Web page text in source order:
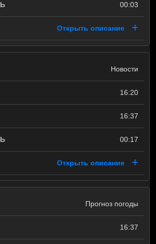
00:03
Открыть описание
Новости
16:20
16:37
00:17
Открыть описание
Прогноз погоды
16:37